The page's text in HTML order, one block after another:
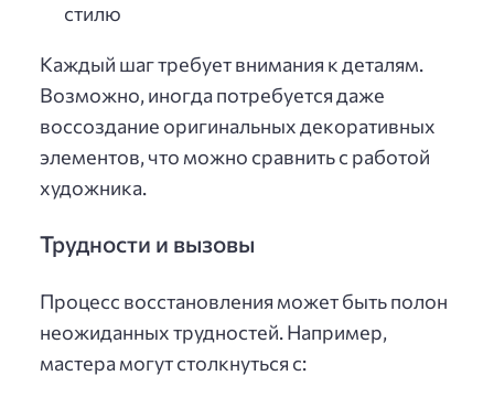
стилю
Каждый шаг требует внимания к деталям.
Возможно, иногда потребуется даже
воссоздание оригинальных декоративных
элементов, что можно сравнить с работой
художника.
Трудности и вызовы
Процесс восстановления может быть полон
неожиданных трудностей. Например,
мастера могут столкнуться с: